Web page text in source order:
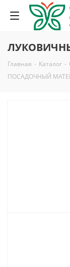
Главная - Каталог -
ПОСАДОЧНЫЙ